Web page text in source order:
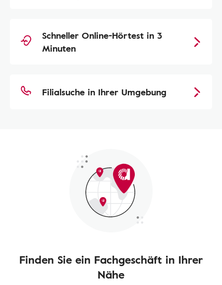
Schneller Online-Hörtest in 3
Minuten
Filialsuche in Ihrer Umgebung
Finden Sie ein Fachgeschäft in Ihrer
Nähe